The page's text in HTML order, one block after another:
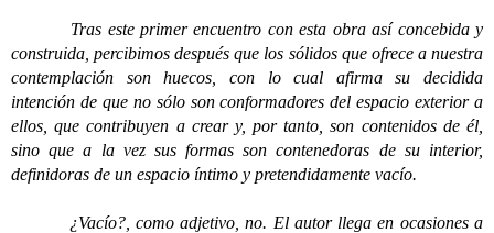
Tras este primer encuentro con esta obra así concebida y
construida, percibimos después que los sólidos que ofrece a nuestra
contemplación son huecos, con lo cual afirma su decidida
intención de que no sólo son conformadores del espacio exterior a
ellos, que contribuyen a crear y, por tanto, son contenidos de él,
sino que a la vez sus formas son contenedoras de su interior,
definidoras de un espacio íntimo y pretendidamente vacío.
¿Vacío?, como adjetivo, no. El autor llega en ocasiones a